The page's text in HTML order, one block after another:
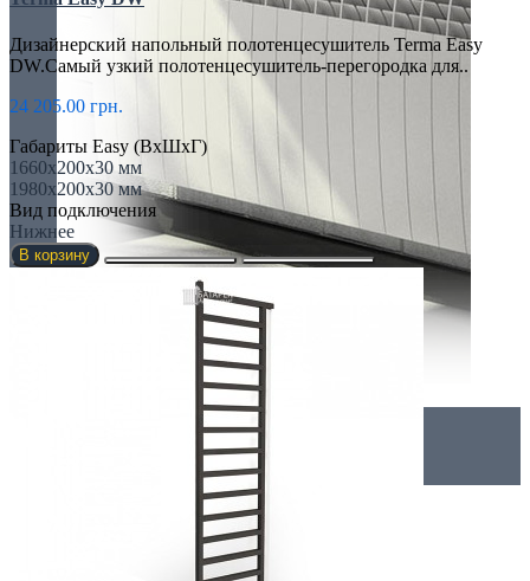
Внутрипольные конвекторы
Дизайнерский напольный полотенцесушитель Terma Easy
DW.Самый узкий полотенцесушитель-перегородка для..
24 205.00 грн.
Габариты Easy (ВхШхГ)
1660х200х30 мм
1980х200х30 мм
Вид подключения
Нижнее
В корзину